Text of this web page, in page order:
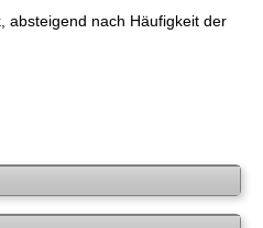
absteigend nach Häufigkeit der